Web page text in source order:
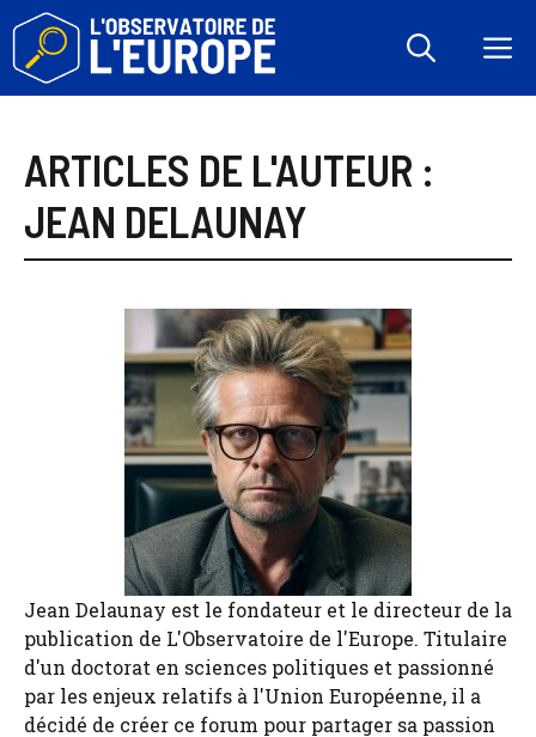
Aller
contenu
ARTICLES DE L'AUTEUR :
JEAN DELAUNAY
Jean Delaunay est le fondateur et le directeur de la
publication de L'Observatoire de l'Europe. Titulaire
d'un doctorat en sciences politiques et passionné
par les enjeux relatifs à l'Union Européenne, il a
décidé de créer ce forum pour partager sa passion